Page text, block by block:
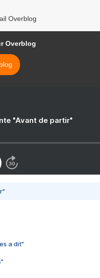
Overblog
Overblog
"Avant de partir"
a dit"